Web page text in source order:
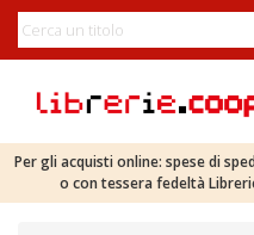
Per gli acquisti online: spese di
o con tessera fedeltà